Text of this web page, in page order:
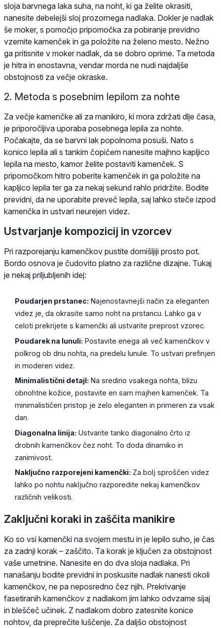
sloja barvnega laka suha, na noht, ki ga želite okrasiti,
nanesite debelejši sloj prozornega nadlaka. Dokler je nadlak
še moker, s pomočjo pripomočka za pobiranje previdno
vzemite kamenček in ga položite na želeno mesto. Nežno
ga pritisnite v moker nadlak, da se dobro oprime. Ta metoda
je hitra in enostavna, vendar morda ne nudi najdaljše
obstojnosti za večje okraske.
2. Metoda s posebnim lepilom za nohte
Za večje kamenčke ali za manikiro, ki mora zdržati dlje časa,
je priporočljiva uporaba posebnega lepila za nohte.
Počakajte, da se barvni lak popolnoma posuši. Nato s
konico lepila ali s tankim čopičem nanesite majhno kapljico
lepila na mesto, kamor želite postaviti kamenček. S
pripomočkom hitro poberite kamenček in ga položite na
kapljico lepila ter ga za nekaj sekund rahlo pridržite. Bodite
previdni, da ne uporabite preveč lepila, saj lahko steče izpod
kamenčka in ustvari neurejen videz.
Ustvarjanje kompozicij in vzorcev
Pri razporejanju kamenčkov pustite domišljiji prosto pot.
Bordo osnova je čudovito platno za različne dizajne. Tukaj
je nekaj priljubljenih idej:
Poudarjen prstanec: Najenostavnejši način za eleganten
videz je, da okrasite samo noht na prstancu. Lahko ga v
celoti prekrijete s kamenčki ali ustvarite preprost vzorec.
Poudarek na lunuli: Postavite enega ali več kamenčkov v
polkrog ob dnu nohta, na predelu lunule. To ustvari prefinjen
in moderen videz.
Minimalistični detajl: Na sredino vsakega nohta, blizu
obnohtne kožice, postavite en sam majhen kamenček. Ta
minimalističen pristop je zelo eleganten in primeren za vsak
dan.
Diagonalna linija: Ustvarite tanko diagonalno črto iz
drobnih kamenčkov čez noht. To doda dinamiko in
zanimivost.
Naključno razporejeni kamenčki: Za bolj sproščen videz
lahko po nohtu naključno razporedite nekaj kamenčkov
različnih velikosti.
Zaključni koraki in zaščita manikire
Ko so vsi kamenčki na svojem mestu in je lepilo suho, je čas
za zadnji korak – zaščito. Ta korak je ključen za obstojnost
vaše umetnine. Nanesite en do dva sloja nadlaka. Pri
nanašanju bodite previdni in poskusite nadlak nanesti okoli
kamenčkov, ne pa neposredno čez njih. Prekrivanje
fasetiranih kamenčkov z nadlakom jim lahko odvzame sijaj
in bleščeč učinek. Z nadlakom dobro zatesnite konice
nohtov, da preprečite luščenje. Za daljšo obstojnost